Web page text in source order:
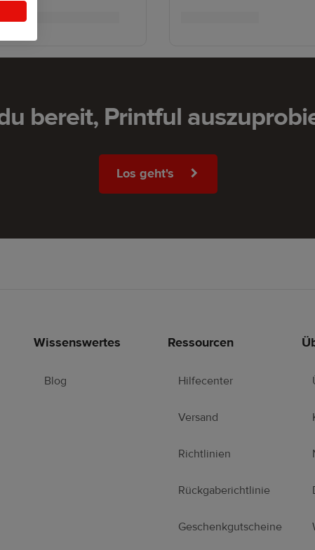
bereit, Printful
Los geht's
Wissenswertes
Blog
Ressourcen
Hilfecenter
Versand
Richtlinien
Rückgaberichtlinie
Geschenkgutscheine